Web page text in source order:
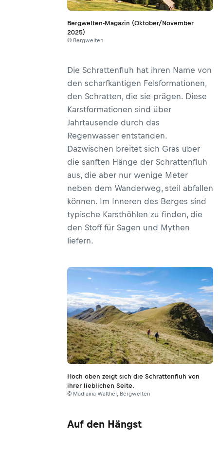
Bergwelten-Magazin (Oktober/November
2025)
© Bergwelten
Die Schrattenfluh hat ihren Name von
den scharfkantigen Felsformationen,
den Schratten, die sie prägen. Diese
Karstformationen sind über
Jahrtausende durch das
Regenwasser entstanden.
Dazwischen breitet sich Gras über
die sanften Hänge der Schrattenfluh
aus, die aber nur wenige Meter
neben dem Wanderweg, steil abfallen
können. Im Inneren des Berges sind
typische Karsthöhlen zu finden, die
den Stoff für Sagen und Mythen
liefern.
Hoch oben zeigt sich die Schrattenfluh von
ihrer lieblichen Seite.
© Madlaina Walther, Bergwelten
Auf den Hängst